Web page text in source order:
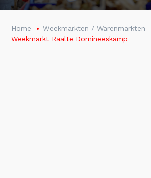
Home
Weekmarkten / Warenmarkten
Weekmarkt Raalte Domineeskamp